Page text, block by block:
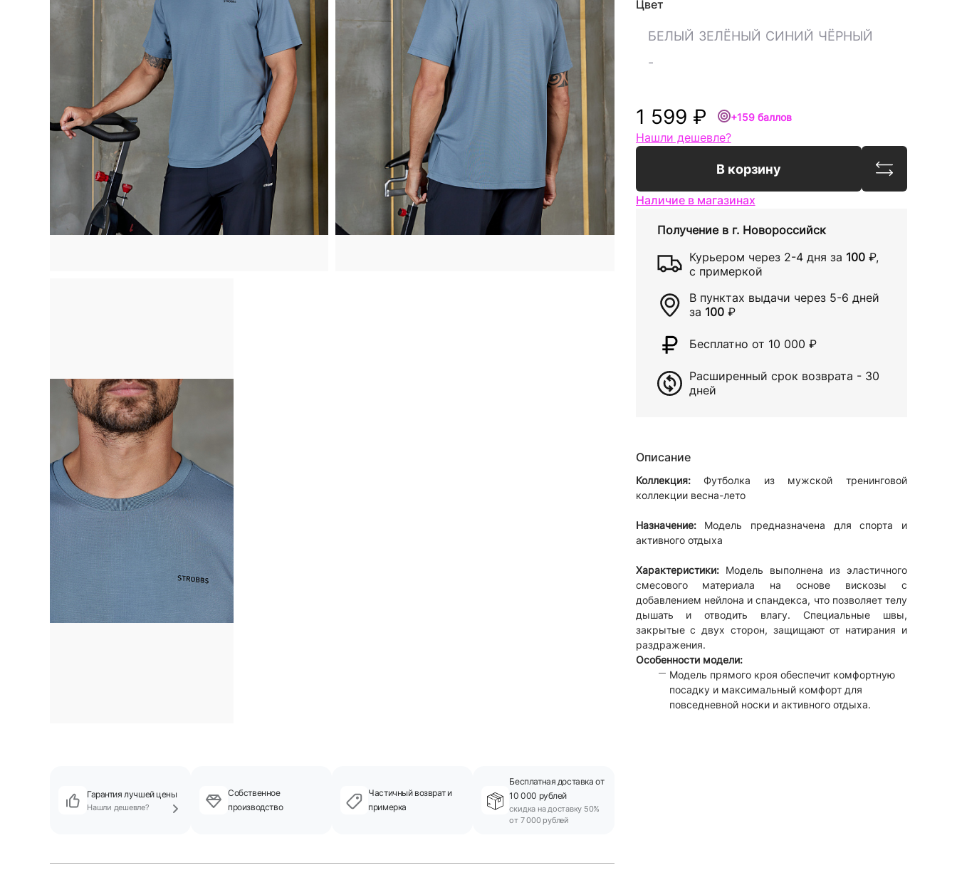
Цвет
БЕЛЫЙ ЗЕЛЁНЫЙ СИНИЙ ЧЁРНЫЙ
-
1 599 ₽ +159 баллов
Нашли дешевле?
В корзину Сравнить
Наличие в магазинах
Получение в г. Новороссийск
Курьером через 2-4 дня за 100 ₽,
с примеркой
В пунктах выдачи через 5-6 дней
за 100 ₽
Бесплатно от 10 000 ₽
Расширенный срок возврата - 30
дней
Описание
Коллекция:Футболка из мужской тренинговой
коллекции весна-лето
Назначение:Модель предназначена для спорта и
активного отдыха
Характеристики:Модель выполнена из эластичного
смесового материала на основе вискозы с
добавлением нейлона и спандекса, что позволяет телу
дышать и отводить влагу. Специальные швы,
закрытые с двух сторон, защищают от натирания и
раздражения.
Особенности модели:
Модель прямого кроя обеспечит комфортную
посадку и максимальный комфорт для
повседневной носки и активного отдыха.
Гарантия лучшей цены
Нашли дешевле?
Собственное
производство
Частичный возврат и
примерка
Бесплатная доставка от
10 000 рублей
скидка на доставку 50%
от 7 000 рублей